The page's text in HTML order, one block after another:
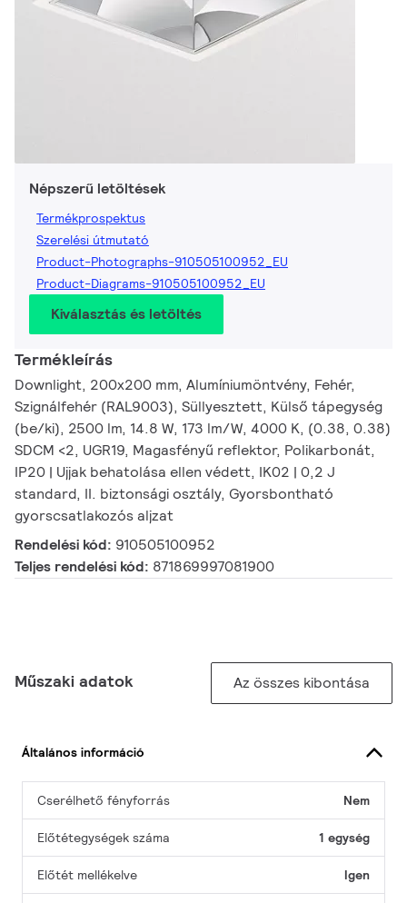
Népszerű letöltések
Termékprospektus
Szerelési útmutató
Product-Photographs-910505100952_EU
Product-Diagrams-910505100952_EU
Kiválasztás és letöltés
Termékleírás
Downlight, 200x200 mm, Alumíniumöntvény, Fehér,
Szignálfehér (RAL9003), Süllyesztett, Külső tápegység
(be/ki), 2500 lm, 14.8 W, 173 lm/W, 4000 K, (0.38, 0.38)
SDCM <2, UGR19, Magasfényű reflektor, Polikarbonát,
IP20 | Ujjak behatolása ellen védett, IK02 | 0,2 J
standard, II. biztonsági osztály, Gyorsbontható
gyorscsatlakozós aljzat
Rendelési kód: 910505100952
Teljes rendelési kód: 871869997081900
Műszaki adatok Az összes kibontása
Általános információ
Cserélhető fényforrás Nem
Előtétegységek száma 1 egység
Előtét mellékelve Igen